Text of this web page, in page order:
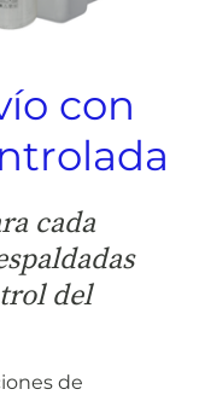
con
cada
del
de